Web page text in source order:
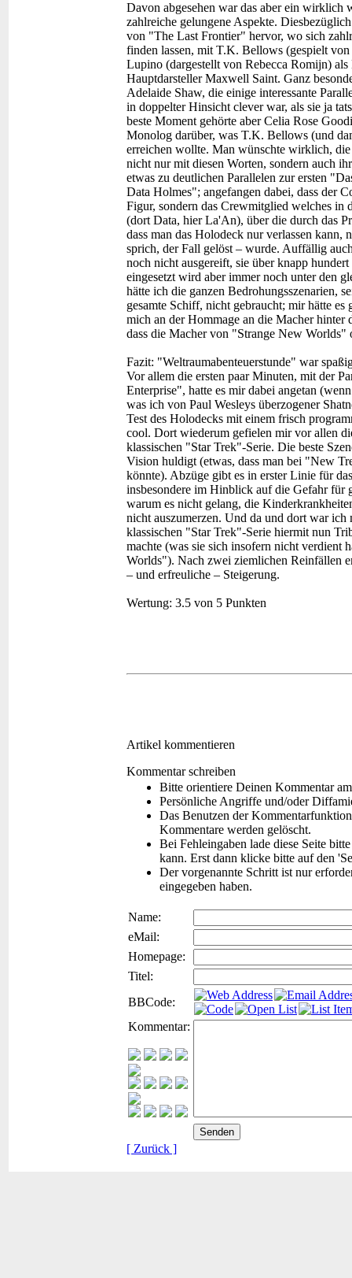
Davon abgesehen war das aber ein wirklich
zahlreiche gelungene Aspekte.
von "The Last Frontier" hervor, wo sich
finden lassen, mit T.K. Bellows (gespielt
Lupino (dargestellt von Rebecca Romijn)
Hauptdarsteller Maxwell Saint. Ganz
Adelaide Shaw, die einige interessante
in doppelter Hinsicht clever war, als sie ja
beste Moment gehörte aber Celia Rose
Monolog darüber, was T.K. Bellows (und
erreichen wollte. Man wünschte wirklich,
nicht nur mit diesen Worten, sondern auch
etwas zu deutlichen Parallelen zur ersten
Data Holmes"; angefangen dabei, dass der
Figur, sondern das Crewmitglied welches in
(dort Data, hier La'An), über die durch das
dass man das Holodeck nur verlassen kann,
sprich, der Fall gelöst – wurde. Auffällig
noch nicht ausgereift, sie über knapp
eingesetzt wird aber immer noch unter den
hätte ich die ganzen Bedrohungsszenarien,
gesamte Schiff, nicht gebraucht; mir hätte
mich an der Hommage an die Macher hinter
dass die Macher von "Strange New
Fazit: "Weltraumabenteuerstunde" war
Vor allem die ersten paar Minuten, mit der
Enterprise", hatte es mir dabei angetan
was ich von Paul Wesleys überzogener
Test des Holodecks mit einem frisch
cool. Dort wiederum gefielen mir vor allen
klassischen "Star Trek"-Serie. Die beste
Vision huldigt (etwas, dass man bei "New
könnte). Abzüge gibt es in erster Linie für
insbesondere im Hinblick auf die Gefahr für
warum es nicht gelang, die
nicht auszumerzen. Und da und dort war ich
klassischen "Star Trek"-Serie hiermit nun
machte (was sie sich insofern nicht verdient
Worlds"). Nach zwei ziemlichen Reinfällen
– und erfreuliche – Steigerung.
Wertung: 3.5 von 5 Punkten
Artikel kommentieren
Kommentar schreiben
Bitte orientiere Deinen Kommentar
Persönliche Angriffe und/oder
Das Benutzen der
Kommentare werden gelöscht.
Bei Fehleingaben lade diese Seite
kann. Erst dann klicke bitte auf den
Der vorgenannte Schritt ist nur
eingegeben haben.
Name:
eMail:
Homepage:
Titel:
BBCode:
Kommentar:
[ Zurück ]